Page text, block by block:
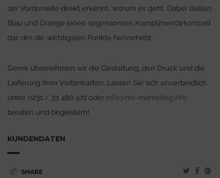
der Vorderseite direkt erkennt, worum es geht. Dabei stellen
Blau und Orange einen sogenannten Komplimentärkontrast
dar, der die wichtigsten Punkte hervorhebt.
Gerne übernehmen wir die Gestaltung, den Druck und die
Lieferung Ihrer Visitenkarten. Lassen Sie sich unverbindlich
unter 0231 / 33 480 471 oder info@mk-marketing.info
beraten und begeistern!
KUNDENDATEN
SHARE